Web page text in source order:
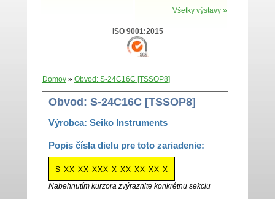
Všetky výstavy »
ISO 9001:2015
Domov » Obvod: S-24C16C [TSSOP8]
Obvod: S-24C16C [TSSOP8]
Výrobca: Seiko Instruments
Popis čísla dielu pre toto zariadenie:
S XX XX XXX X XX XX XX X
Nabehnutím kurzora zvýraznite konkrétnu sekciu